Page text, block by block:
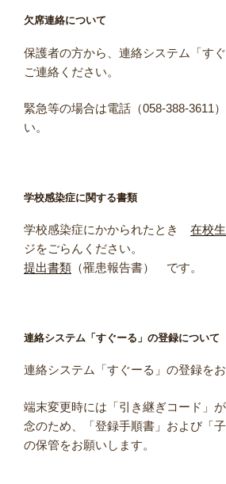
ン
欠席連絡について
保護者の方から、連絡システム「すぐ
ご連絡ください。
緊急等の場合は電話（058-388-3611
い。
学校感染症に関する書類
学校感染症にかかられたとき 在校
ジをごらんください。
提出書類 （罹患報告書） です。
連絡システム「すぐーる」の登録について
連絡システム「すぐーる」の登録をお
端末変更時には「引き継ぎコード」が
念のため、「登録手順書」および「子
の保管をお願いします。